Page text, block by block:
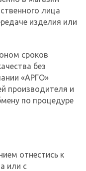
лица
изделия или
сроков
без
«АРГО»
производителя и
по процедуре
отнестись к
или с